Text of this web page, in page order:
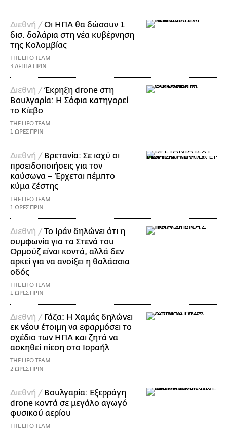
Διεθνή /Οι ΗΠΑ θα δώσουν 1
δισ. δολάρια στη νέα κυβέρνηση
της Κολομβίας
THE LIFO TEAM
3 ΛΕΠΤΑ ΠΡΙΝ
Διεθνή /Έκρηξη drone στη
Βουλγαρία: Η Σόφια κατηγορεί
το Κίεβο
THE LIFO TEAM
1 ΩΡΕΣ ΠΡΙΝ
Διεθνή / Βρετανία: Σε ισχύ οι
προειδοποιήσεις για τον
καύσωνα – Έρχεται πέμπτο
κύμα ζέστης
THE LIFO TEAM
1 ΩΡΕΣ ΠΡΙΝ
Διεθνή /Το Ιράν δηλώνει ότι η
συμφωνία για τα Στενά του
Ορμούζ είναι κοντά, αλλά δεν
αρκεί για να ανοίξει η θαλάσσια
οδός
THE LIFO TEAM
1 ΩΡΕΣ ΠΡΙΝ
Διεθνή / Γάζα: Η Χαμάς δηλώνει
εκ νέου έτοιμη να εφαρμόσει το
σχέδιο των ΗΠΑ και ζητά να
ασκηθεί πίεση στο Ισραήλ
THE LIFO TEAM
2 ΩΡΕΣ ΠΡΙΝ
Διεθνή / Βουλγαρία: Εξερράγη
drone κοντά σε μεγάλο αγωγό
φυσικού αερίου
THE LIFO TEAM